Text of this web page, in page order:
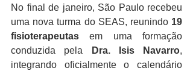
No final de janeiro, São Paulo recebeu
uma nova turma do SEAS, reunindo 19
fisioterapeutas em uma formação
conduzida pela
Dra. Isis Navarro,
integrando oficialmente o calendário